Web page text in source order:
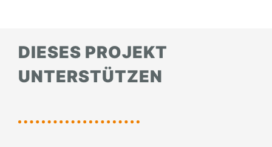
DIESES PROJEKT
UNTERSTÜTZEN